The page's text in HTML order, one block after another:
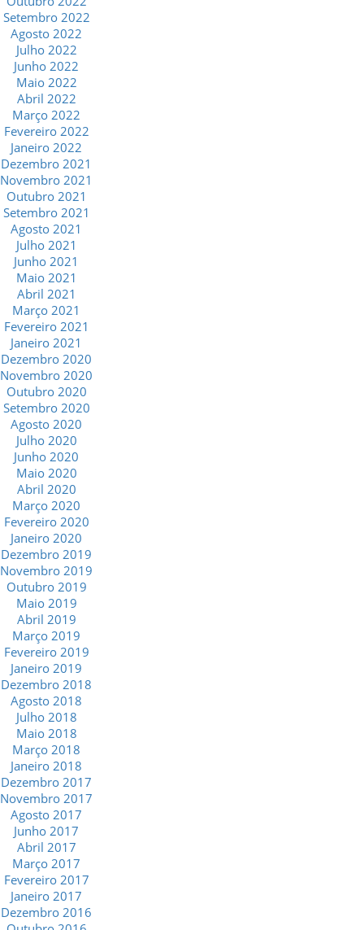
Setembro 2022
Agosto 2022
Julho 2022
Junho 2022
Maio 2022
Abril 2022
Março 2022
Fevereiro 2022
Janeiro 2022
Dezembro 2021
Novembro 2021
Outubro 2021
Setembro 2021
Agosto 2021
Julho 2021
Junho 2021
Maio 2021
Abril 2021
Março 2021
Fevereiro 2021
Janeiro 2021
Dezembro 2020
Novembro 2020
Outubro 2020
Setembro 2020
Agosto 2020
Julho 2020
Junho 2020
Maio 2020
Abril 2020
Março 2020
Fevereiro 2020
Janeiro 2020
Dezembro 2019
Novembro 2019
Outubro 2019
Maio 2019
Abril 2019
Março 2019
Fevereiro 2019
Janeiro 2019
Dezembro 2018
Agosto 2018
Julho 2018
Maio 2018
Março 2018
Janeiro 2018
Dezembro 2017
Novembro 2017
Agosto 2017
Junho 2017
Abril 2017
Março 2017
Fevereiro 2017
Janeiro 2017
Dezembro 2016